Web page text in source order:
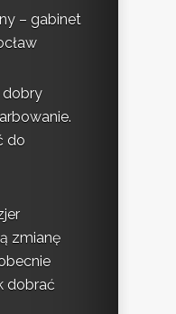
– gabinet
dobry
do
zmianę
dobrać